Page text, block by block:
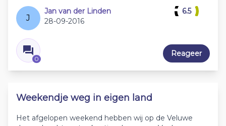
J
Jan van der Linden
28-09-2016
0
6.5
Reageer
Weekendje weg in eigen land
Het afgelopen weekend hebben wij op de Veluwe